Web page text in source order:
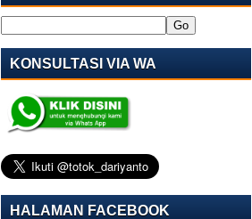
KONSULTASI VIA WA
HALAMAN FACEBOOK